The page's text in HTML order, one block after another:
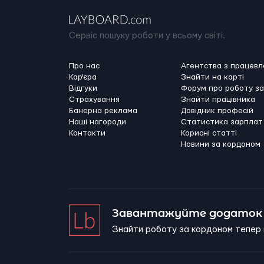
Сервіс пошуку роботи у всьому світі.
Про нас
Кар'єра
Відгуки
Страхування
Банерна реклама
Наші нагороди
Контакти
Агентства з
Знайти на карті
Форум про роботу
Знайти працівника
Довідник професій
Статистика зарплат
Корисні статті
Новини за кордоном
Завантажуйте додаток
Знайти роботу за кордоном тепер